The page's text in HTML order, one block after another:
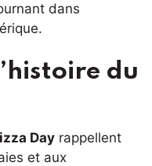
dans
du
Day rappellent
et aux